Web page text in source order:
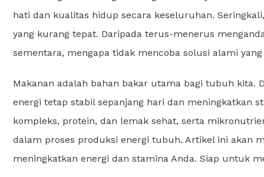
hati dan kualitas hidup secara keseluruhan.
yang kurang tepat. Daripada terus-menerus
sementara, mengapa tidak mencoba solusi alami
Makanan adalah bahan bakar utama bagi tubuh kita.
energi tetap stabil sepanjang hari dan meningkatkan
kompleks, protein, dan lemak sehat, serta
dalam proses produksi energi tubuh. Artikel ini akan
meningkatkan energi dan stamina Anda. Siap untuk